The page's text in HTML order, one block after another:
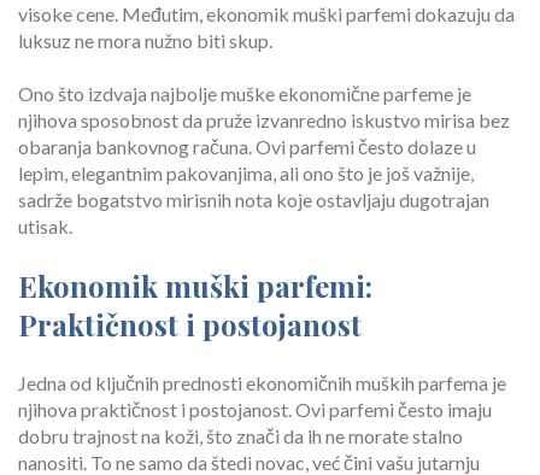
visoke cene. Međutim, ekonomik muški parfemi dokazuju da
luksuz ne mora nužno biti skup.
Ono što izdvaja najbolje muške ekonomične parfeme je
njihova sposobnost da pruže izvanredno iskustvo mirisa bez
obaranja bankovnog računa. Ovi parfemi često dolaze u
lepim, elegantnim pakovanjima, ali ono što je još važnije,
sadrže bogatstvo mirisnih nota koje ostavljaju dugotrajan
utisak.
Ekonomik muški parfemi:
Praktičnost i postojanost
Jedna od ključnih prednosti ekonomičnih muških parfema je
njihova praktičnost i postojanost. Ovi parfemi često imaju
dobru trajnost na koži, što znači da ih ne morate stalno
nanositi. To ne samo da štedi novac, već čini vašu jutarnju